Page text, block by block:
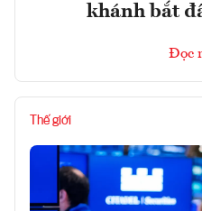
khánh bắt
Đọc
Thế giới